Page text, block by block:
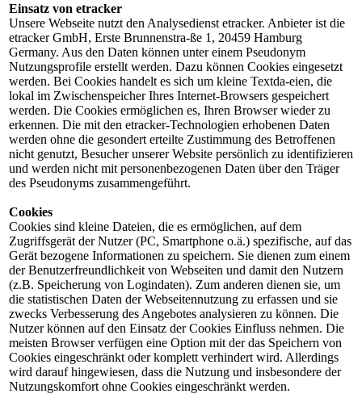
Einsatz von etracker
Unsere Webseite nutzt den Analysedienst etracker. Anbieter ist die
etracker GmbH, Erste Brunnenstra-ße 1, 20459 Hamburg
Germany. Aus den Daten können unter einem Pseudonym
Nutzungsprofile erstellt werden. Dazu können Cookies eingesetzt
werden. Bei Cookies handelt es sich um kleine Textda-eien, die
lokal im Zwischenspeicher Ihres Internet-Browsers gespeichert
werden. Die Cookies ermöglichen es, Ihren Browser wieder zu
erkennen. Die mit den etracker-Technologien erhobenen Daten
werden ohne die gesondert erteilte Zustimmung des Betroffenen
nicht genutzt, Besucher unserer Website persönlich zu identifizieren
und werden nicht mit personenbezogenen Daten über den Träger
des Pseudonyms zusammengeführt.
Cookies
Cookies sind kleine Dateien, die es ermöglichen, auf dem
Zugriffsgerät der Nutzer (PC, Smartphone o.ä.) spezifische, auf das
Gerät bezogene Informationen zu speichern. Sie dienen zum einem
der Benutzerfreundlichkeit von Webseiten und damit den Nutzern
(z.B. Speicherung von Logindaten). Zum anderen dienen sie, um
die statistischen Daten der Webseitennutzung zu erfassen und sie
zwecks Verbesserung des Angebotes analysieren zu können. Die
Nutzer können auf den Einsatz der Cookies Einfluss nehmen. Die
meisten Browser verfügen eine Option mit der das Speichern von
Cookies eingeschränkt oder komplett verhindert wird. Allerdings
wird darauf hingewiesen, dass die Nutzung und insbesondere der
Nutzungskomfort ohne Cookies eingeschränkt werden.